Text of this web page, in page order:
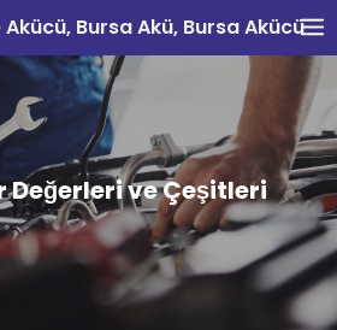
Bursa Akü, Bursa Akücü
Değerleri ve Çeşitleri